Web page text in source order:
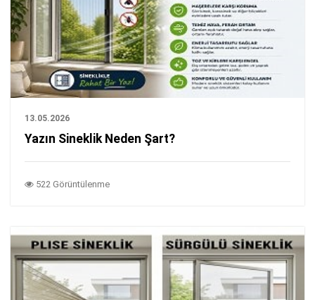
13.05.2026
Yazın Sineklik Neden Şart?
522 Görüntülenme